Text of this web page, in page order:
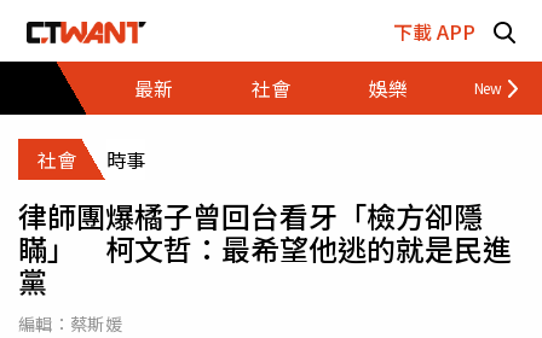
下載 APP
最新
社會 娛樂 財經
社會 時事
律師團爆橘子曾回台看牙「檢方卻隱
瞞」 柯文哲：最希望他逃的就是民進
黨
編輯： 蔡斯媛